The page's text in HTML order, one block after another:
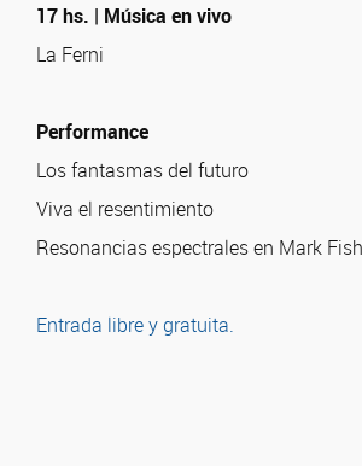
17 hs. | Música en vivo
La Ferni
Performance
Los fantasmas del futuro
Viva el resentimiento
Resonancias espectrales en Mark
Entrada libre y gratuita.